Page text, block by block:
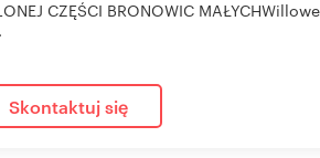
CZĘŚCI BRONOWIC
Skontaktuj się